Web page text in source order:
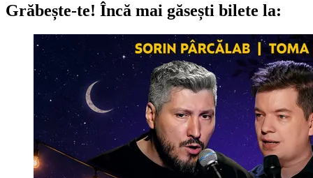
Grăbește-te! Încă mai găsești bilete la: